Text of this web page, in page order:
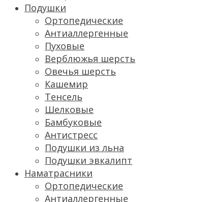
Подушки
Ортопедические
Антиаллергенные
Пуховые
Верблюжья шерсть
Овечья шерсть
Кашемир
Тенсель
Шелковые
Бамбуковые
Антистресс
Подушки из льна
Подушки эвкалипт
Наматрасники
Ортопедические
Антиаллергенные